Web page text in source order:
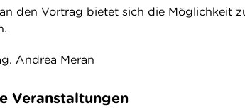
den Vortrag bietet sich die Möglichkeit
Andrea Meran
Veranstaltungen